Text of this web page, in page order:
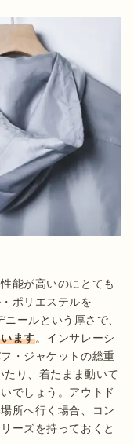
能が高いのにとても
ポリエステルを
ールという厚さで、
ます。インサレーシ
・ジャケットの総重
り、着たまま動いて
でしょう。アウトド
所へ行く場合、コン
ーズを持っておくと